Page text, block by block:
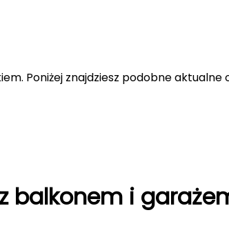
Poniżej znajdziesz podobne aktualne
balkonem i